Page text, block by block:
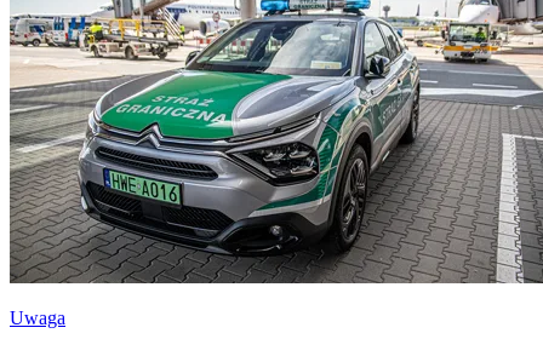
Uwaga